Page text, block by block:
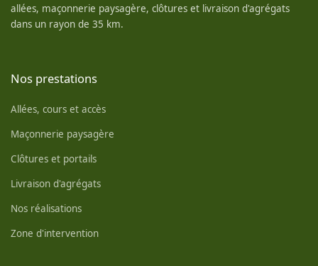
allées, maçonnerie paysagère, clôtures et livraison d'agrégats
dans un rayon de 35 km.
Nos prestations
Allées, cours et accès
Maçonnerie paysagère
Clôtures et portails
Livraison d'agrégats
Nos réalisations
Zone d'intervention